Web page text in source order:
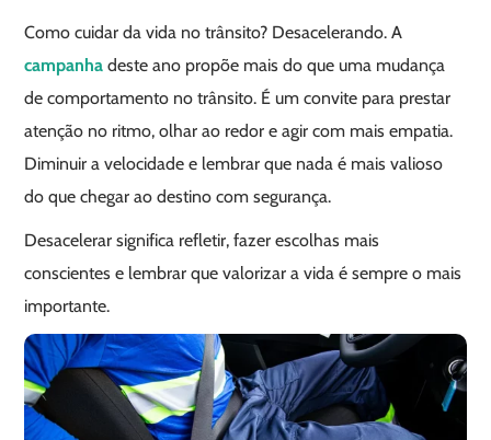
Como cuidar da vida no trânsito? Desacelerando. A
campanha deste ano propõe mais do que uma mudança
de comportamento no trânsito. É um convite para prestar
atenção no ritmo, olhar ao redor e agir com mais empatia.
Diminuir a velocidade e lembrar que nada é mais valioso
do que chegar ao destino com segurança.
Desacelerar significa refletir, fazer escolhas mais
conscientes e lembrar que valorizar a vida é sempre o mais
importante.